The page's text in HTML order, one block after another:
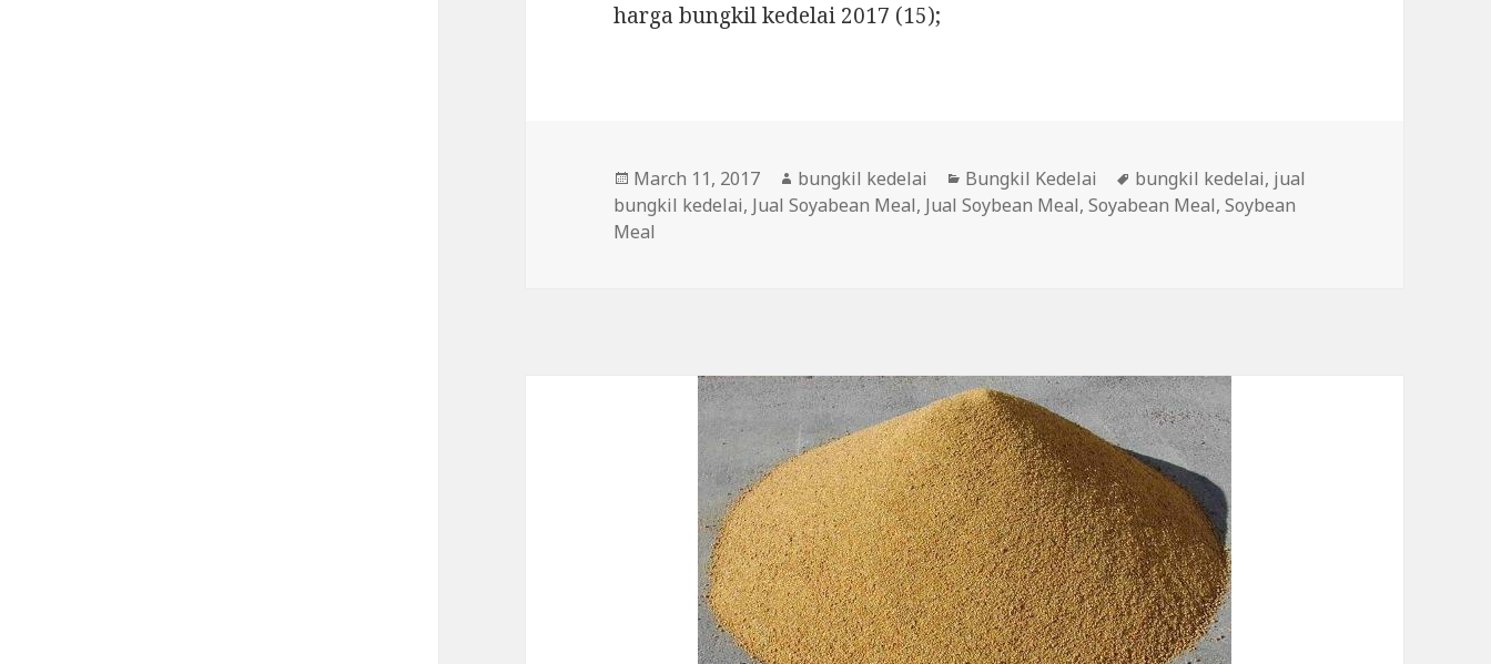
harga bungkil kedelai 2017 (15);
Posted
on
March 11, 2017 Author
bungkil kedelai Categories
Bungkil Kedelai Tags
bungkil kedelai, jual
bungkil kedelai, Jual Soyabean Meal, Jual Soybean Meal,Soyabean Meal,Soybean
Meal